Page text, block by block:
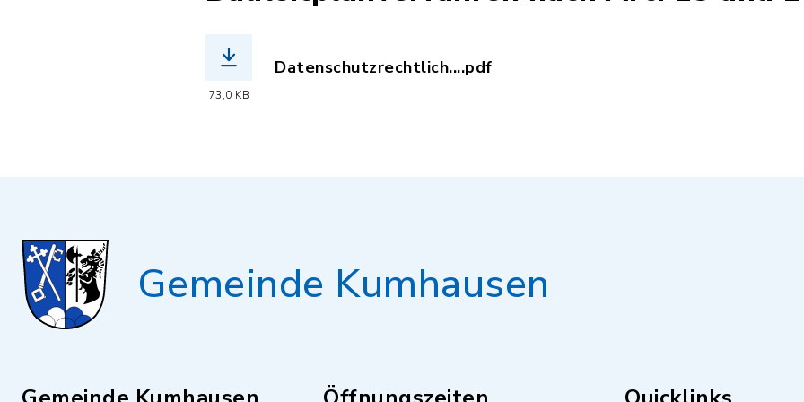
73,0 KB
Datenschutzrechtlich....pdf
Gemeinde Kumhausen